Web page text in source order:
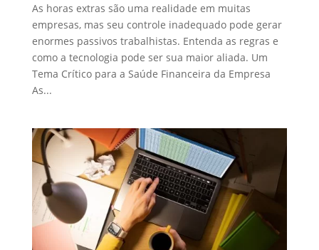
As horas extras são uma realidade em muitas
empresas, mas seu controle inadequado pode gerar
enormes passivos trabalhistas. Entenda as regras e
como a tecnologia pode ser sua maior aliada. Um
Tema Crítico para a Saúde Financeira da Empresa
As...